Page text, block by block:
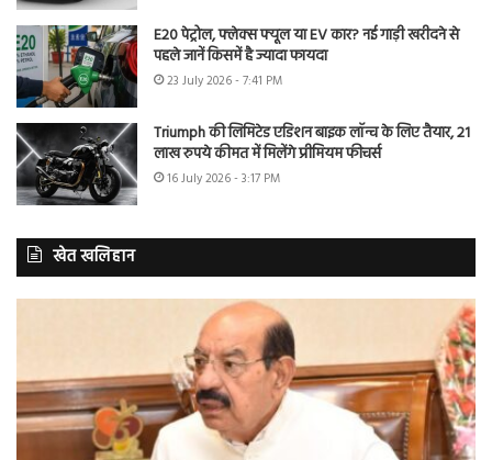
E20 पेट्रोल, फ्लेक्स फ्यूल या EV कार? नई गाड़ी खरीदने से
पहले जानें किसमें है ज्यादा फायदा
23 July 2026 - 7:41 PM
Triumph की लिमिटेड एडिशन बाइक लॉन्च के लिए तैयार, 21
लाख रुपये कीमत में मिलेंगे प्रीमियम फीचर्स
16 July 2026 - 3:17 PM
खेत खलिहान